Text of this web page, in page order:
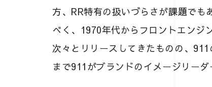
方、RR特有の扱いづらさが課題でも
べく、1970年代からフロントエンジ
次々とリリースしてきたものの、
まで911がブランドのイメージリーダ